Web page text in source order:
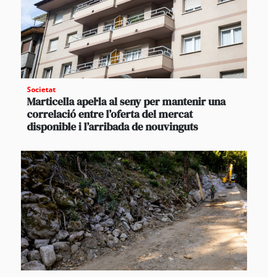
Societat
Marticella apel·la al seny per mantenir una
correlació entre l’oferta del mercat
disponible i l’arribada de nouvinguts